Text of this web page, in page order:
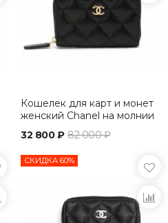
Кошелек для карт и монет
женский Chanel на молнии
32 800 ₽ 82 000 ₽
СКИДКА 60%